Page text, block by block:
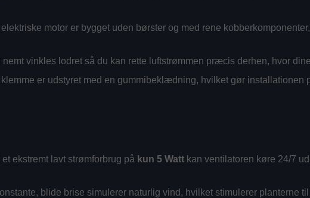
motor er bygget uden børster og med rene
vinkles lodret så du kan rette luftstrømmen præcis derhen, hvor
klemme er udstyret med en gummibeklædning, hvilket gør installationen
et ekstremt lavt strømforbrug på kun 5 Watt kan ventilatoren køre 24/7
blide brise simulerer naturlig vind, hvilket stimulerer planterne